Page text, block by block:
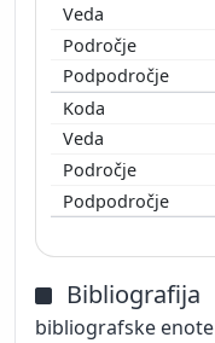
Bibliografija
bibliografske enote